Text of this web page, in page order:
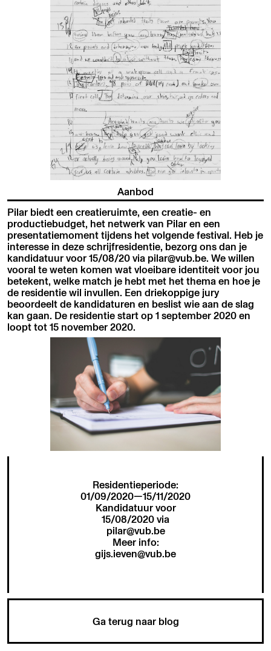
Aanbod
Pilar biedt een creatieruimte, een creatie- en
productiebudget, het netwerk van Pilar en een
presentatiemoment tijdens het volgende festival. Heb je
interesse in deze schrijfresidentie, bezorg ons dan je
kandidatuur voor 15/08/20 via pilar@vub.be. We willen
vooral te weten komen wat vloeibare identiteit voor jou
betekent, welke match je hebt met het thema en hoe je
de residentie wil invullen. Een driekoppige jury
beoordeelt de kandidaturen en beslist wie aan de slag
kan gaan. De residentie start op 1 september 2020 en
loopt tot 15 november 2020.
Residentieperiode:
01/09/2020—15/11/2020
Kandidatuur voor
15/08/2020 via
pilar@vub.be
Meer info:
gijs.ieven@vub.be
Ga terug naar blog